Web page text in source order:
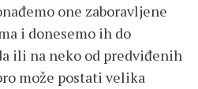
one zaboravljene
i donesemo ih do
ili na neko od predviđenih
može postati velika